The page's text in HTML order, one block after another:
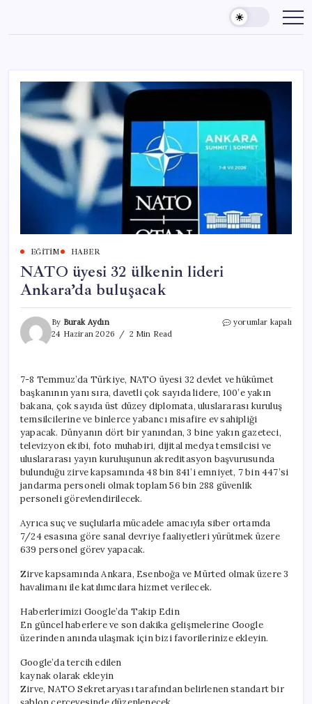
content
EĞITIM HABER
NATO üyesi 32 ülkenin lideri
Ankara’da buluşacak
By Burak Aydın
24 Haziran 2026
2 Min Read
NATO
Ankara’da
buluşacak
için
yorumlar kapalı
7-8 Temmuz’da Türkiye, NATO üyesi 32 devlet ve hükümet
başkanının yanı sıra, davetli çok sayıda lidere, 100’e yakın
bakana, çok sayıda üst düzey diplomata, uluslararası kuruluş
temsilcilerine ve binlerce yabancı misafire ev sahipliği
yapacak. Dünyanın dört bir yanından, 3 bine yakın gazeteci,
televizyon ekibi, foto muhabiri, dijital medya temsilcisi ve
uluslararası yayın kuruluşunun akreditasyon başvurusunda
bulunduğu zirve kapsamında 48 bin 841’i emniyet, 7 bin 447’si
jandarma personeli olmak toplam 56 bin 288 güvenlik
personeli görevlendirilecek.
Ayrıca suç ve suçlularla mücadele amacıyla siber ortamda
7/24 esasına göre sanal devriye faaliyetleri yürütmek üzere
639 personel görev yapacak.
Zirve kapsamında Ankara, Esenboğa ve Mürted olmak üzere 3
havalimanı ile katılımcılara hizmet verilecek.
Haberlerimizi Google’da Takip Edin
En güncel haberlere ve son dakika gelişmelerine Google
üzerinden anında ulaşmak için bizi favorilerinize ekleyin.
Google’da tercih edilen
kaynak olarak ekleyin
Zirve, NATO Sekretaryası tarafından belirlenen standart bir